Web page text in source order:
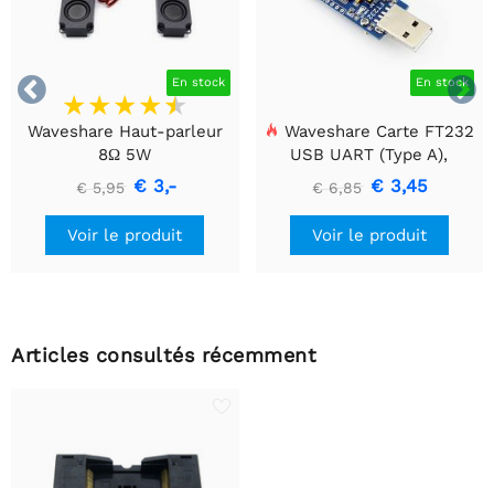

 En stock
Waveshare Haut-parleur
8Ω 5W
€ 5,95 € 3,-
Voir le produit
En stock
Waveshare Carte FT232
USB UART (Type A),
Module de communication
USB vers TTL (UART)
€ 6,85 € 3,45
Voir le produit
Articles consultés récemment